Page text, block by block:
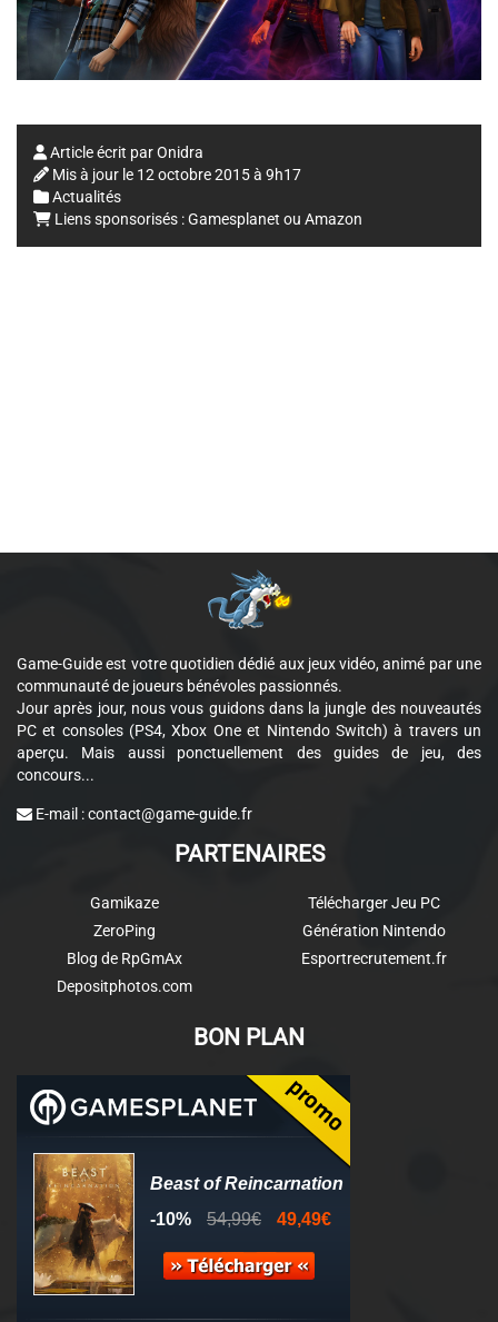
Article écrit parOnidra
Mis à jour le 12 octobre 2015 à 9h17
Actualités
Liens sponsorisés :Gamesplanet ou Amazon
Game-Guide est votre quotidien dédié aux jeux vidéo, animé par une
communauté de joueurs bénévoles passionnés.
Jour après jour, nous vous guidons dans la jungle des nouveautés
PC et consoles (PS4, Xbox One et Nintendo Switch) à travers un
aperçu. Mais aussi ponctuellement des guides de jeu, des
concours...
E-mail :contact@game-guide.fr
PARTENAIRES
Gamikaze
ZeroPing
Blog de RpGmAx
Depositphotos.com
Télécharger Jeu PC
Génération Nintendo
Esportrecrutement.fr
BON PLAN